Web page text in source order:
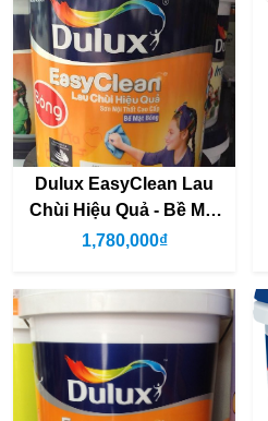
Dulux EasyClean Lau
Chùi Hiệu Quả - Bề Mặt
Bóng
1,780,000₫